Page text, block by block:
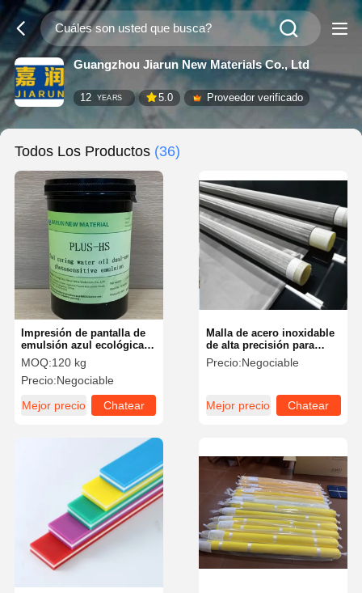
Guangzhou Jiarun New Materials Co., Ltd
12 YEARS 5.0 Proveedor verificado
Todos Los Productos (36)
Impresión de pantalla de
emulsión azul ecológica
Impresión de pantalla de
emulsión fotográfica
MOQ:120 kg
Precio:Negociable
Mejor precio
Chatear
Malla de acero inoxidable
de alta precisión para
serigrafía de alta
durabilidad
Precio:Negociable
Mejor precio
Chatear